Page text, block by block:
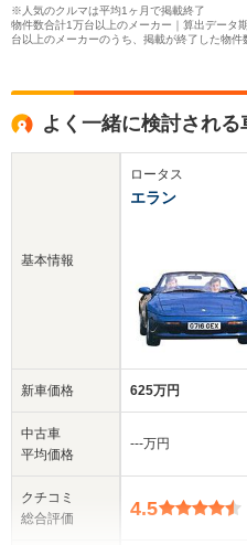
※人気のクルマは平均1ヶ月で掲載終了
物件数合計1万台以上のメーカー｜算出データ
台以上のメーカーのうち、掲載が終了した物
よく一緒に検討される
基本情報
新車価格
中古車
平均価格
クチコミ
総合評価
ロータス
エラン
625万円
‐‐‐万円
4.5